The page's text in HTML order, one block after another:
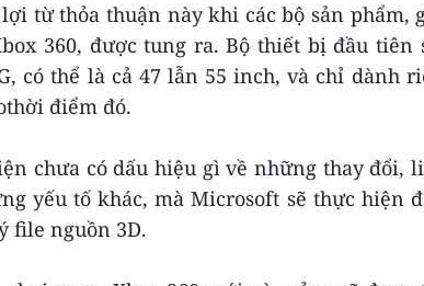
từ thỏa thuận này khi các bộ sản phẩm,
360, được tung ra. Bộ thiết bị đầu tiên
có thể là cả 47 lẫn 55 inch, và chỉ dành
điểm đó.
chưa có dấu hiệu gì về những thay đổi,
yếu tố khác, mà Microsoft sẽ thực hiện
file nguồn 3D.